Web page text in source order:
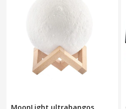
Vezérlőpanel típusa
Zajszint